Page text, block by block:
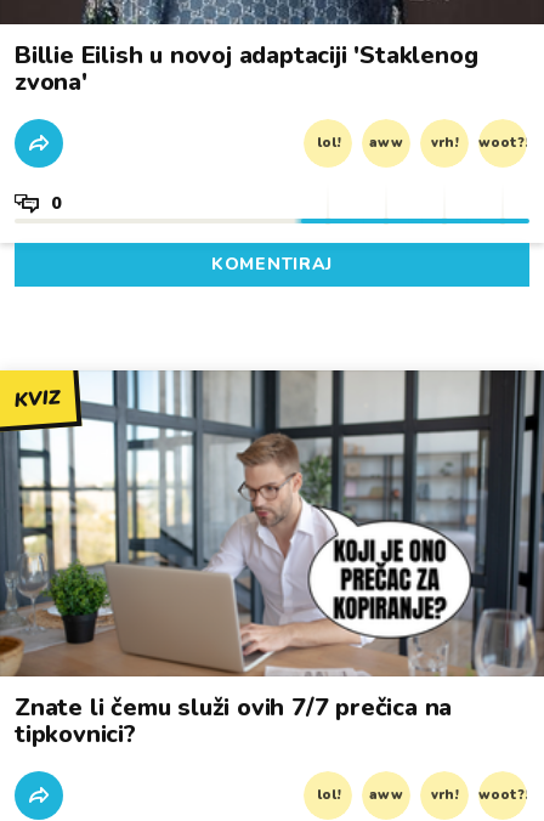
Billie Eilish u novoj adaptaciji 'Staklenog
zvona'
lol! aww vrh! woot?!
0
KOMENTIRAJ
KVIZ
Znate li čemu služi ovih 7/7 prečica na
tipkovnici?
lol! aww vrh! woot?!